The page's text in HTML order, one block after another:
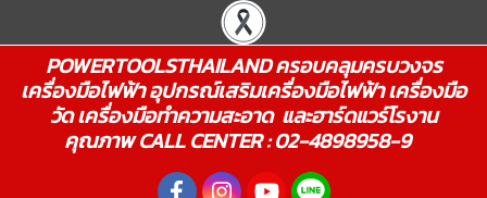
POWERTOOLSTHAILAND ครอบคลุมครบวงจร
เครื่องมือไฟฟ้า อุปกรณ์เสริมเครื่องมือไฟฟ้า เครื่องมือ
วัด เครื่องมือทำความสะอาด และฮาร์ดแวร์โรงาน
คุณภาพ CALL CENTER : 02-4898958-9